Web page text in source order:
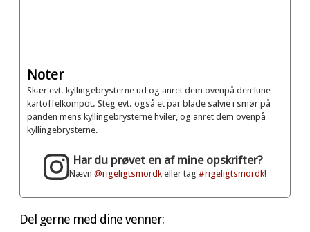
Noter
Skær evt. kyllingebrysterne ud og anret dem ovenpå den lune
kartoffelkompot. Steg evt. også et par blade salvie i smør på
panden mens kyllingebrysterne hviler, og anret dem ovenpå
kyllingebrysterne.
Har du prøvet en af mine opskrifter?
Nævn@rigeligtsmordk eller tag#rigeligtsmordk!
Del gerne med dine venner: